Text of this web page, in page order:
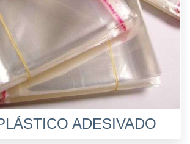
ADESIVADO